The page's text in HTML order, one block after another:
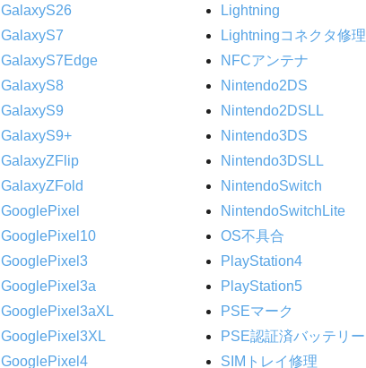
GalaxyS26
GalaxyS7
GalaxyS7Edge
GalaxyS8
GalaxyS9
GalaxyS9+
GalaxyZFlip
GalaxyZFold
GooglePixel
GooglePixel10
GooglePixel3
GooglePixel3a
GooglePixel3aXL
GooglePixel3XL
GooglePixel4
Lightning
Lightningコネクタ修理
NFCアンテナ
Nintendo2DS
Nintendo2DSLL
Nintendo3DS
Nintendo3DSLL
NintendoSwitch
NintendoSwitchLite
OS不具合
PlayStation4
PlayStation5
PSEマーク
PSE認証済バッテリー
SIMトレイ修理